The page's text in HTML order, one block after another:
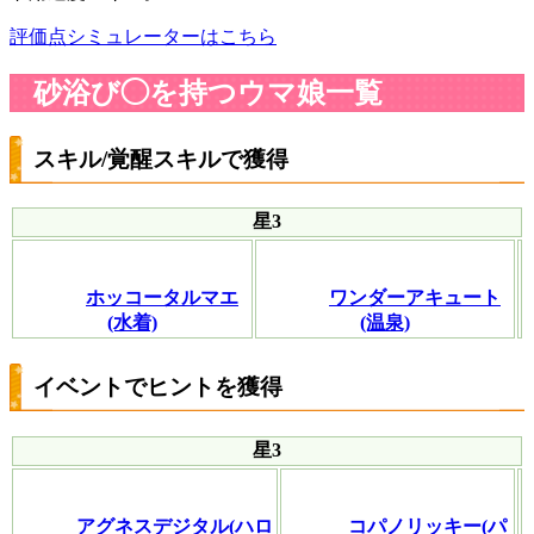
評価点シミュレーターはこちら
砂浴び◯を持つウマ娘一覧
スキル/覚醒スキルで獲得
星3
ホッコータルマエ
(水着)
ワンダーアキュート
(温泉)
イベントでヒントを獲得
星3
アグネスデジタル(ハロ コパノリッキー(パ